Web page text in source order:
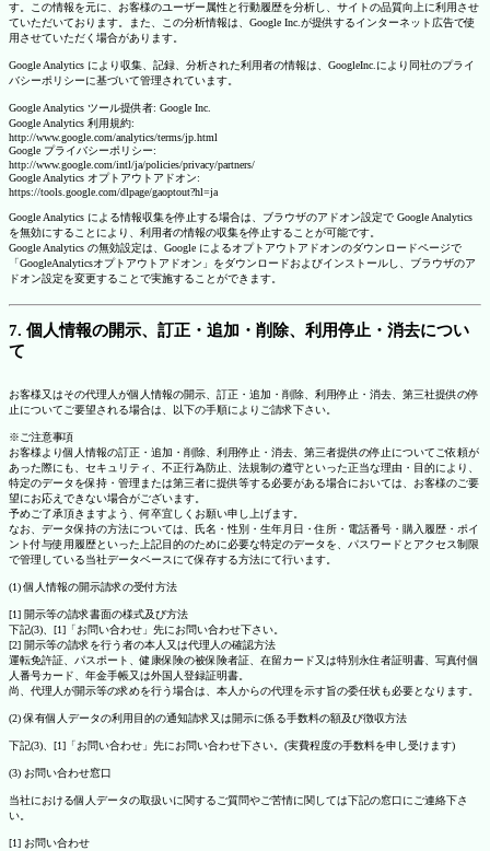
す。この情報を元に、お客様のユーザー属性と行動履歴を分析し、サイトの品質向上に利用させ
ていただいております。また、この分析情報は、Google Inc.が提供するインターネット広告で使
用させていただく場合があります。
Google Analytics により収集、記録、分析された利用者の情報は、GoogleInc.により同社のプライ
バシーポリシーに基づいて管理されています。
Google Analytics ツール提供者: Google Inc.
Google Analytics 利用規約:
http://www.google.com/analytics/terms/jp.html
Google プライバシーポリシー:
http://www.google.com/intl/ja/policies/privacy/partners/
Google Analytics オプトアウトアドオン:
https://tools.google.com/dlpage/gaoptout?hl=ja
Google Analytics による情報収集を停止する場合は、ブラウザのアドオン設定で Google Analytics
を無効にすることにより、利用者の情報の収集を停止することが可能です。
Google Analytics の無効設定は、Google によるオプトアウトアドオンのダウンロードページで
「GoogleAnalyticsオプトアウトアドオン」をダウンロードおよびインストールし、ブラウザのア
ドオン設定を変更することで実施することができます。
7. 個人情報の開示、訂正・追加・削除、利用停止・消去につい
て
お客様又はその代理人が個人情報の開示、訂正・追加・削除、利用停止・消去、第三社提供の停
止についてご要望される場合は、以下の手順によりご請求下さい。
※ご注意事項
お客様より個人情報の訂正・追加・削除、利用停止・消去、第三者提供の停止についてご依頼が
あった際にも、セキュリティ、不正行為防止、法規制の遵守といった正当な理由・目的により、
特定のデータを保持・管理または第三者に提供等する必要がある場合においては、お客様のご要
望にお応えできない場合がございます。
予めご了承頂きますよう、何卒宜しくお願い申し上げます。
なお、データ保持の方法については、氏名・性別・生年月日・住所・電話番号・購入履歴・ポイ
ント付与使用履歴といった上記目的のために必要な特定のデータを、パスワードとアクセス制限
で管理している当社データベースにて保存する方法にて行います。
(1) 個人情報の開示請求の受付方法
[1] 開示等の請求書面の様式及び方法
下記(3)、[1]「お問い合わせ」先にお問い合わせ下さい。
[2] 開示等の請求を行う者の本人又は代理人の確認方法
運転免許証、パスポート、健康保険の被保険者証、在留カード又は特別永住者証明書、写真付個
人番号カード、年金手帳又は外国人登録証明書。
尚、代理人が開示等の求めを行う場合は、本人からの代理を示す旨の委任状も必要となります。
(2) 保有個人データの利用目的の通知請求又は開示に係る手数料の額及び徴収方法
下記(3)、[1]「お問い合わせ」先にお問い合わせ下さい。(実費程度の手数料を申し受けます)
(3) お問い合わせ窓口
当社における個人データの取扱いに関するご質問やご苦情に関しては下記の窓口にご連絡下さ
い。
[1] お問い合わせ